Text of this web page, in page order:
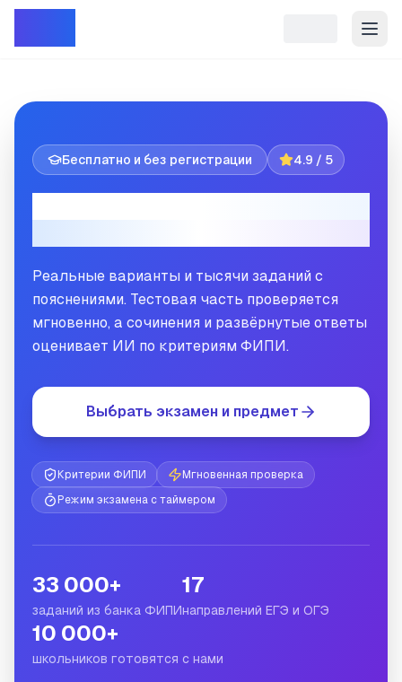
Бесплатно и без регистрации 4.9 / 5
Реальные варианты и тысячи заданий с
пояснениями. Тестовая часть проверяется
мгновенно, а сочинения и развёрнутые ответы
оценивает ИИ по критериям ФИПИ.
Выбрать экзамен и предмет
Критерии ФИПИ
Мгновенная проверка
Режим экзамена с таймером
33 000+
заданий из банка ФИПИ
17
направлений ЕГЭ и ОГЭ
10 000+
школьников готовятся с нами